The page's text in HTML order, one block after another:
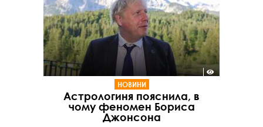
НОВИНИ
Астрологиня пояснила, в
чому феномен Бориса
Джонсона